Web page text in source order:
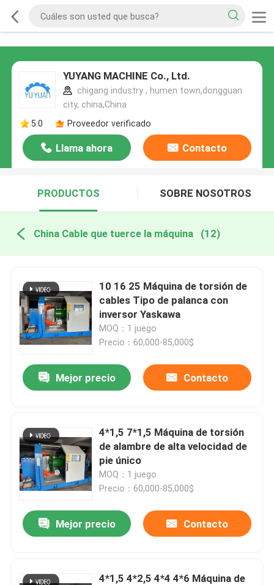
YUYANG MACHINE Co., Ltd.
chigang industry , humen town,dongguan
city, china,China
5.0
Proveedor verificado
Llama ahora Contacto
PRODUCTOS SOBRE NOSOTROS
China Cable que tuerce la máquina (12)
10 16 25 Máquina de torsión de
cables Tipo de palanca con
inversor Yaskawa
MOQ：1 juego
Precio：60,000-85,000$
Mejor precio Contacto
4*1,5 7*1,5 Máquina de torsión
de alambre de alta velocidad de
pie único
MOQ：1 juego
Precio：60,000-85,000$
Mejor precio Contacto
4*1,5 4*2,5 4*4 4*6 Máquina de